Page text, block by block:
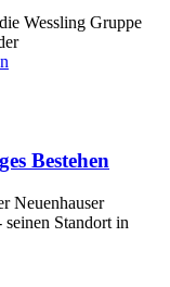
Wessling Gruppe
Bestehen
Neuenhauser
Standort in